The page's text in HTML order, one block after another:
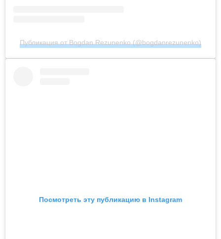
Публикация от Bogdan Rezunenko (@bogdanrezunenko)
Посмотреть эту публикацию в Instagram